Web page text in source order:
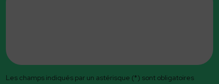
Les champs indiqués par un astérisque (*) sont obligatoires